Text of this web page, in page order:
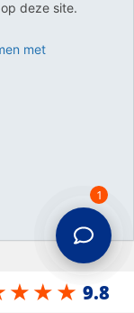
deze site.
met
1